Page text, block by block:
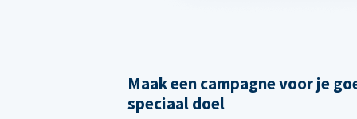
Maak een campagne voor je
speciaal doel